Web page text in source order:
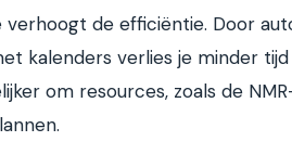
de efficiëntie. Door
kalenders verlies je minder
om resources, zoals de